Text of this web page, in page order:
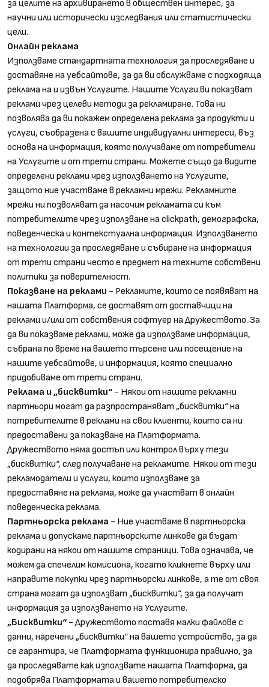
за целите на архивирането в обществен интерес, за
научни или исторически изследвания или статистически
цели.
Онлайн реклама
Използваме стандартната технология за проследяване и
доставяне на уебсайтове, за да ви обслужваме с подходяща
реклама на и извън Услугите. Нашите Услуги ви показват
реклами чрез целеви методи за рекламиране. Това ни
позволява да ви покажем определена реклама за продукти и
услуги, съобразена с вашите индивидуални интереси, въз
основа на информация, която получаваме от потребители
на Услугите и от трети страни. Можете също да видите
определени реклами чрез използването на Услугите,
защото ние участваме в рекламни мрежи. Рекламните
мрежи ни позволяват да насочим рекламата си към
потребителите чрез използване на clickpath, демографска,
поведенческа и контекстуална информация. Използването
на технологии за проследяване и събиране на информация
от трети страни често е предмет на техните собствени
политики за поверителност.
Показване на реклами - Рекламите, които се появяват на
нашата Платформа, се доставят от доставчици на
реклами и/или от собствения софтуер на Дружеството. За
да ви показваме реклами, може да използваме информация,
събрана по време на вашето търсене или посещение на
нашите уебсайтове, и информация, която специално
придобиваме от трети страни.
Реклама и „бисквитки“ - Някои от нашите рекламни
партньори могат да разпространяват „бисквитки“ на
потребителите в реклами на свои клиенти, които са ни
предоставени за показване на Платформата.
Дружеството няма достъп или контрол върху тези
„бисквитки“, след получаване на рекламите. Някои от тези
рекламодатели и услуги, които използваме за
предоставяне на реклама, може да участват в онлайн
поведенческа реклама.
Партньорска реклама - Ние участваме в партньорска
реклама и допускаме партньорските линкове да бъдат
кодирани на някои от нашите страници. Това означава, че
можем да спечелим комисиона, когато кликнете върху или
направите покупки чрез партньорски линкове, а те от своя
страна могат да използват „бисквитки“, за да получат
информация за използването на Услугите.
„Бисквитки“ - Дружеството поставя малки файлове с
данни, наречени „бисквитки“ на вашето устройство, за да
се гарантира, че Платформата функционира правилно, за
да проследявате как използвате нашата Платформа, да
подобрява Платформата и вашето потребителско